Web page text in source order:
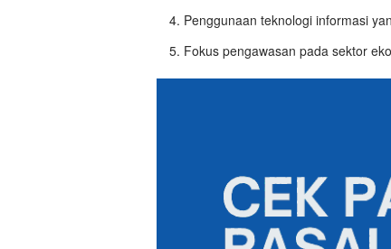
Penggunaan teknologi informasi
Fokus pengawasan pada sektor